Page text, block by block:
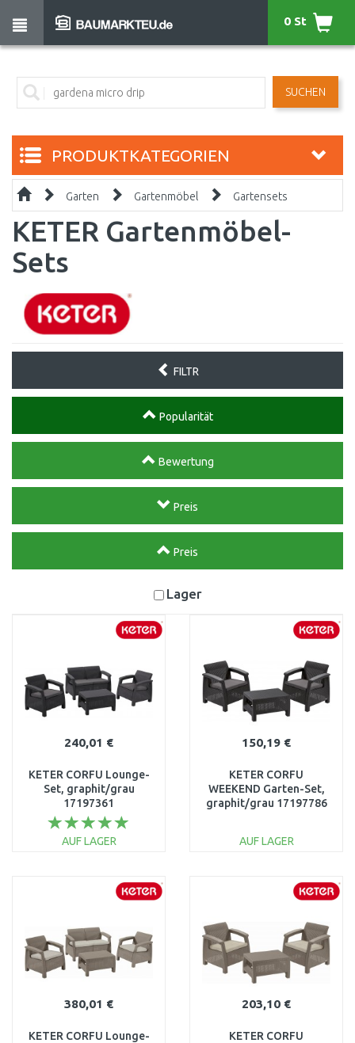
SUCHEN
0 St
PRODUKTKATEGORIEN
Garten Gartenmöbel Gartensets
KETER Gartenmöbel-
Sets
FILTR
Popularität
Bewertung
Preis
Preis
Lager
240,01 €
KETER CORFU Lounge-
Set, graphit/grau
17197361
AUF LAGER
WARENKORB
150,19 €
KETER CORFU
WEEKEND Garten-Set,
graphit/grau 17197786
AUF LAGER
WARENKORB
380,01 €
KETER CORFU Lounge-
203,10 €
KETER CORFU